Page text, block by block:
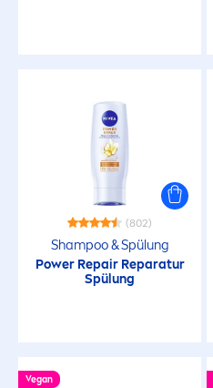
(802)
Shampoo & Spülung
Power RepairReparatur
Spülung
Vegan